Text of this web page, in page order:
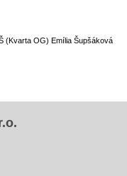
(Kvarta OG) Emília Šupšáková